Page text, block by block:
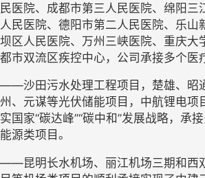
民医院、成都市第三人民医院、绵阳三
人民医院、德阳市第二人民医院、乐山
坝区人民医院、万州三峡医院、重庆大
都市双流区疾控中心，公司承接多个医
——沙田污水处理工程项目，楚雄、昭
州、元谋等光伏储能项目，中航锂电项
实国家“碳达峰”“碳中和”发展战略，承
能源类项目。
——昆明长水机场、丽江机场三期和西